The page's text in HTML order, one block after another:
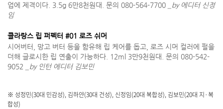
업에 제격이다. 3.5g 6만8천원대. 문의 080-564-7700
_by 에디터 신정
임
클라랑스 립 퍼펙터 #01 로즈 쉬머
시어버터, 망고 버터 등을 함유해 립 케어를 돕고, 로즈 시머 컬러에 펄을
더해 글로시한 립 연출이 가능하다. 12ml 3만9천원대. 문의 080-542-
9052 _by 인턴 에디터 김보민
※ 성정민(30대 민감성), 김하얀(30대 건성), 신정임(20대 복합성), 김보민(20대 지·복
합성)